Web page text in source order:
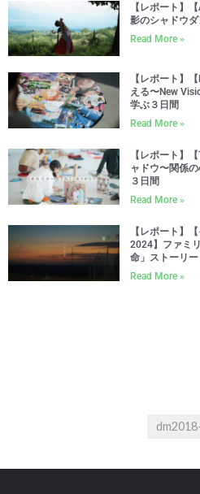
【レポート】
影のシャドウ
Read More »
【レポート】
える〜New
学ぶ３日間
Read More »
【レポート】
ャドウ〜関係
３日間
Read More »
【レポート】
2024】ファミ
命」ストーリ
Read More »